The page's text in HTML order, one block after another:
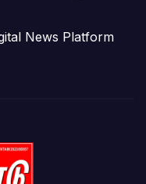
News Platform